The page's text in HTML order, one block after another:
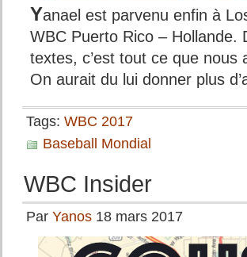
Yanael est parvenu enfin à
WBC Puerto Rico – Hollande.
textes, c’est tout ce que
On aurait du lui donner plus
Tags: WBC 2017
Baseball Mondial
WBC Insider
Par Yanos 18 mars 2017